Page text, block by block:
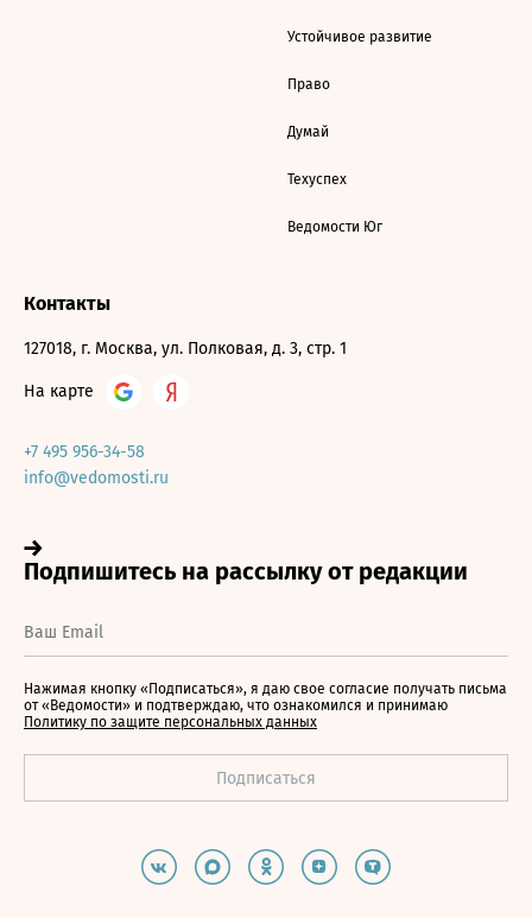
Устойчивое развитие
Право
Думай
Техуспех
Ведомости Юг
Контакты
127018, г. Москва, ул. Полковая, д. 3, стр. 1
На карте
+7 495 956-34-58
info@vedomosti.ru
Нажимая кнопку «Подписаться», я даю свое согласие получать письма
от «Ведомости» и подтверждаю, что ознакомился и принимаю
Политику по защите персональных данных